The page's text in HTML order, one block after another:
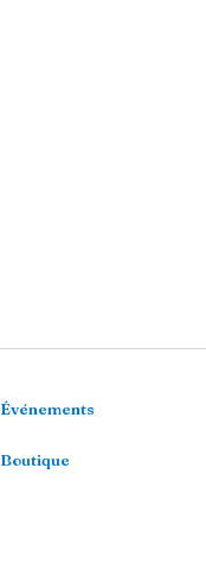
Événements
Boutique